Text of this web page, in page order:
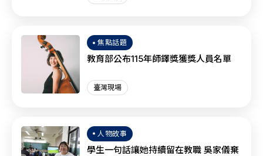
焦點話題
教育部公布115年師鐸獎獲獎人員名單
臺灣現場
人物故事
學生一句話讓她持續留在教職 吳家儀棄